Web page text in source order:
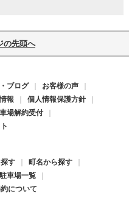
の先頭へ
ブログ
お客様の声
報
個人情報保護方針
場解約受付
す
町名から探す
車場一覧
について